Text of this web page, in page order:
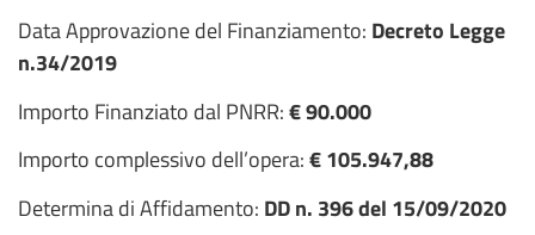
Data Approvazione del Finanziamento: Decreto Legge
n.34/2019
Importo Finanziato dal PNRR:€ 90.000
Importo complessivo dell’opera:€ 105.947,88
Determina di Affidamento: DD n. 396 del 15/09/2020